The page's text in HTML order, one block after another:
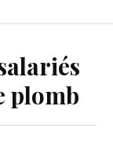
plomb